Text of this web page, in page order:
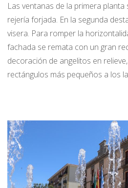
Las ventanas de la primera
rejería forjada. En la segunda
visera. Para romper la
fachada se remata con un gran
decoración de angelitos en
rectángulos más pequeños a los